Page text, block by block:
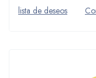
lista de deseos